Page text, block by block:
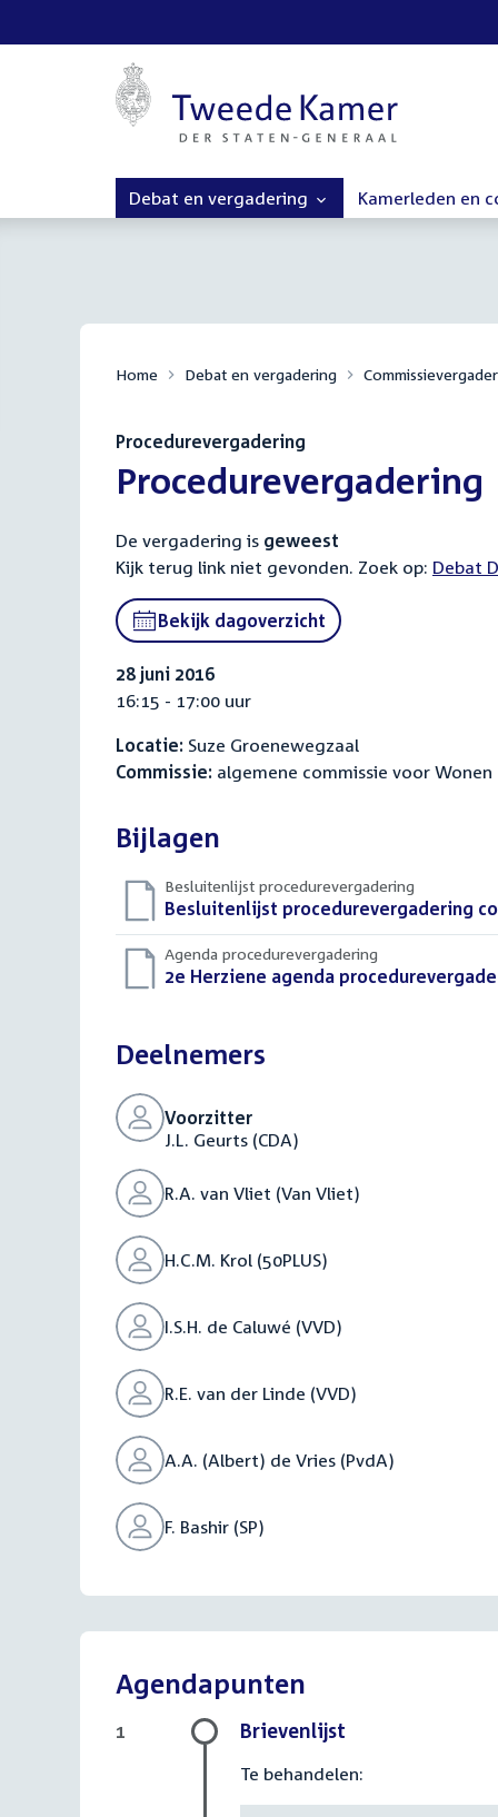
Debat en vergadering Kamerleden en
Home Debat en vergadering
Procedurevergadering
:Procedurevergadering
De vergadering is geweest
Kijk terug link niet gevonden. Zoek op: External
Debat
Bekijk dagoverzicht
28 juni 2016
16:15 - 17:00 uur
Locatie: Suze Groenewegzaal
Commissie: algemene commissie voor
Bijlagen
Besluitenlijst procedurevergadering
Download
bestand:
Besluitenlijst procedurevergadering
Agenda procedurevergadering
Download
2e Herziene agenda
Deelnemers
Voorzitter
J.L. Geurts (CDA)
R.A. van Vliet (Van Vliet)
H.C.M. Krol (50PLUS)
I.S.H. de Caluwé (VVD)
R.E. van der Linde (VVD)
A.A. (Albert) de Vries (PvdA)
F. Bashir (SP)
Agendapunten
Brievenlijst
Te behandelen:
1